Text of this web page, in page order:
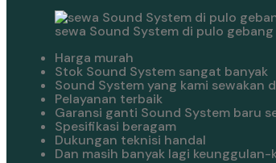
sewa Sound System di pulo
Harga murah
Stok Sound System sangat banyak
Sound System yang kami sewakan
Pelayanan terbaik
Garansi ganti Sound System baru
Spesifikasi beragam
Dukungan teknisi handal
Dan masih banyak lagi